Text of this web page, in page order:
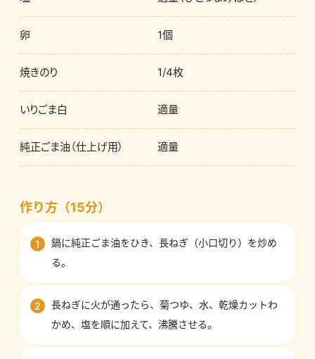
卵 1個
焼きのり 1/4枚
いりごま白 適量
純正ごま油（仕上げ用） 適量
作り方（15分）
1
鍋に純正ごま油をひき、長ねぎ（小口切り）を炒め
る。
2
長ねぎに火が通ったら、菊つゆ、水、乾燥カットわ
かめ、塩を順に加えて、沸騰させる。